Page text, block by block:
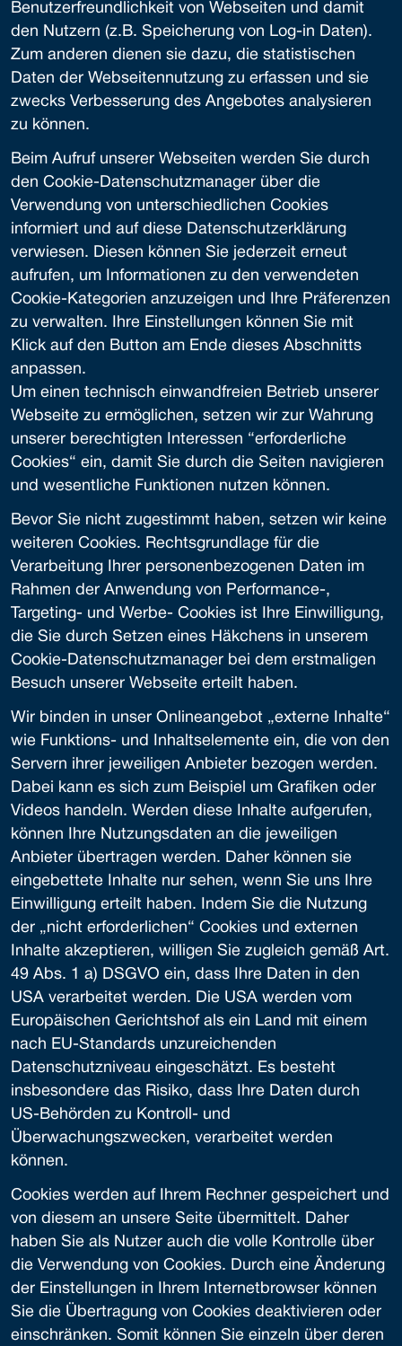
Benutzerfreundlichkeit von Webseiten und damit
den Nutzern (z.B. Speicherung von Log-in Daten).
Zum anderen dienen sie dazu, die statistischen
Daten der Webseitennutzung zu erfassen und sie
zwecks Verbesserung des Angebotes analysieren
zu können.
Beim Aufruf unserer Webseiten werden Sie durch
den Cookie-Datenschutzmanager über die
Verwendung von unterschiedlichen Cookies
informiert und auf diese Datenschutzerklärung
verwiesen. Diesen können Sie jederzeit erneut
aufrufen, um Informationen zu den verwendeten
Cookie-Kategorien anzuzeigen und Ihre Präferenzen
zu verwalten. Ihre Einstellungen können Sie mit
Klick auf den Button am Ende dieses Abschnitts
anpassen.
Um einen technisch einwandfreien Betrieb unserer
Webseite zu ermöglichen, setzen wir zur Wahrung
unserer berechtigten Interessen “erforderliche
Cookies“ ein, damit Sie durch die Seiten navigieren
und wesentliche Funktionen nutzen können.
Bevor Sie nicht zugestimmt haben, setzen wir keine
weiteren Cookies. Rechtsgrundlage für die
Verarbeitung Ihrer personenbezogenen Daten im
Rahmen der Anwendung von Performance-,
Targeting- und Werbe- Cookies ist Ihre Einwilligung,
die Sie durch Setzen eines Häkchens in unserem
Cookie-Datenschutzmanager bei dem erstmaligen
Besuch unserer Webseite erteilt haben.
Wir binden in unser Onlineangebot „externe Inhalte“
wie Funktions- und Inhaltselemente ein, die von den
Servern ihrer jeweiligen Anbieter bezogen werden.
Dabei kann es sich zum Beispiel um Grafiken oder
Videos handeln. Werden diese Inhalte aufgerufen,
können Ihre Nutzungsdaten an die jeweiligen
Anbieter übertragen werden. Daher können sie
eingebettete Inhalte nur sehen, wenn Sie uns Ihre
Einwilligung erteilt haben. Indem Sie die Nutzung
der „nicht erforderlichen“ Cookies und externen
Inhalte akzeptieren, willigen Sie zugleich gemäß Art.
49 Abs. 1 a) DSGVO ein, dass Ihre Daten in den
USA verarbeitet werden. Die USA werden vom
Europäischen Gerichtshof als ein Land mit einem
nach EU-Standards unzureichenden
Datenschutzniveau eingeschätzt. Es besteht
insbesondere das Risiko, dass Ihre Daten durch
US-Behörden zu Kontroll- und
Überwachungszwecken, verarbeitet werden
können.
Cookies werden auf Ihrem Rechner gespeichert und
von diesem an unsere Seite übermittelt. Daher
haben Sie als Nutzer auch die volle Kontrolle über
die Verwendung von Cookies. Durch eine Änderung
der Einstellungen in Ihrem Internetbrowser können
Sie die Übertragung von Cookies deaktivieren oder
einschränken. Somit können Sie einzeln über deren